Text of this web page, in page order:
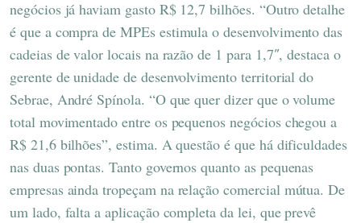
negócios já haviam gasto R$ 12,7 bilhões. “Outro detalhe
é que a compra de MPEs estimula o desenvolvimento das
cadeias de valor locais na razão de 1 para 1,7″, destaca o
gerente de unidade de desenvolvimento territorial do
Sebrae, André Spínola. “O que quer dizer que o volume
total movimentado entre os pequenos negócios chegou a
R$ 21,6 bilhões”, estima. A questão é que há dificuldades
nas duas pontas. Tanto governos quanto as pequenas
empresas ainda tropeçam na relação comercial mútua. De
um lado, falta a aplicação completa da lei, que prevê